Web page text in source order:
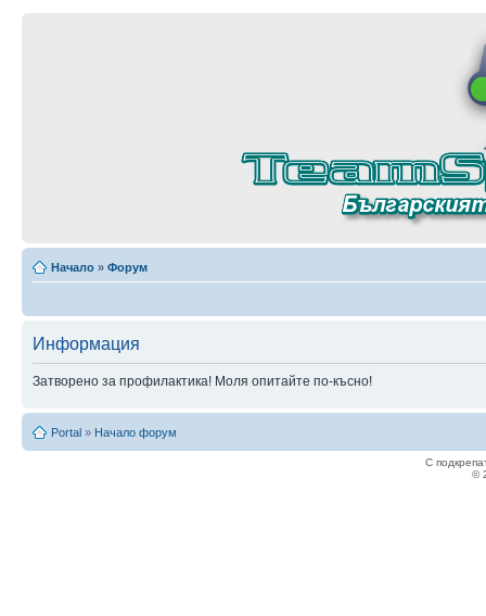
Начало » Форум
Информация
Затворено за профилактика! Моля опитайте по-късно!
Portal » Начало форум
С
©